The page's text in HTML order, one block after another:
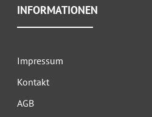
INFORMATIONEN
Impressum
Kontakt
AGB